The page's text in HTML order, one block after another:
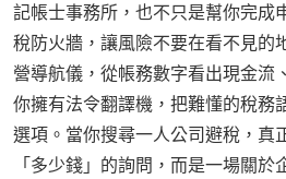
記帳士事務所，也不只是幫你完成
稅防火牆，讓風險不要在看不見的
營導航儀，從帳務數字看出現金流
你擁有法令翻譯機，把難懂的稅務
選項。當你搜尋一人公司避稅，真
「多少錢」的詢問，而是一場關